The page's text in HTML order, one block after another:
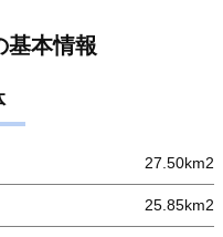
基本情報
27.50km2
25.85km2